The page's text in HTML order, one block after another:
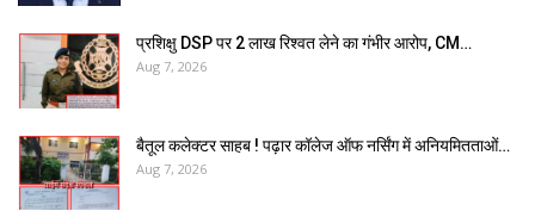
प्रशिक्षु DSP पर ₹2 लाख रिश्वत लेने का गंभीर आरोप, CM…
Aug 7, 2026
बैतूल कलेक्टर साहब ! पढ़ार कॉलेज ऑफ नर्सिंग में अनियमितताओं…
Aug 7, 2026